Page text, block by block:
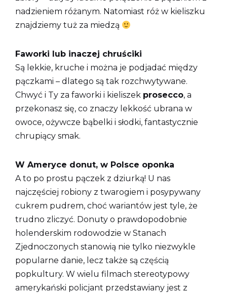
nadzieniem różanym. Natomiast róż w kieliszku
znajdziemy tuż za miedzą
Faworki lub inaczej chruściki
Są lekkie, kruche i można je podjadać między
pączkami – dlatego są tak rozchwytywane.
Chwyć i Ty za faworki i kieliszek prosecco, a
przekonasz się, co znaczy lekkość ubrana w
owoce, ożywcze bąbelki i słodki, fantastycznie
chrupiący smak.
W Ameryce donut, w Polsce oponka
A to po prostu pączek z dziurką! U nas
najczęściej robiony z twarogiem i posypywany
cukrem pudrem, choć wariantów jest tyle, że
trudno zliczyć. Donuty o prawdopodobnie
holenderskim rodowodzie w Stanach
Zjednoczonych stanowią nie tylko niezwykle
popularne danie, lecz także są częścią
popkultury. W wielu filmach stereotypowy
amerykański policjant przedstawiany jest z